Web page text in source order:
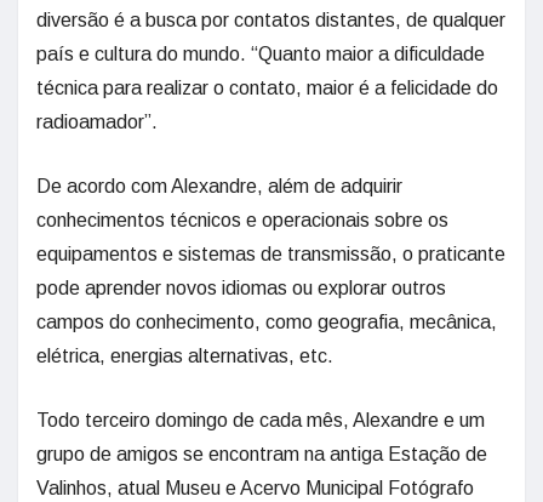
diversão é a busca por contatos distantes, de qualquer
país e cultura do mundo. “Quanto maior a dificuldade
técnica para realizar o contato, maior é a felicidade do
radioamador”.
De acordo com Alexandre, além de adquirir
conhecimentos técnicos e operacionais sobre os
equipamentos e sistemas de transmissão, o praticante
pode aprender novos idiomas ou explorar outros
campos do conhecimento, como geografia, mecânica,
elétrica, energias alternativas, etc.
Todo terceiro domingo de cada mês, Alexandre e um
grupo de amigos se encontram na antiga Estação de
Valinhos, atual Museu e Acervo Municipal Fotógrafo